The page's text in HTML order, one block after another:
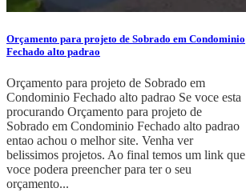
Orçamento para projeto de Sobrado em Condominio
Fechado alto padrao
Orçamento para projeto de Sobrado em
Condominio Fechado alto padrao Se voce esta
procurando Orçamento para projeto de
Sobrado em Condominio Fechado alto padrao
entao achou o melhor site. Venha ver
belissimos projetos. Ao final temos um link que
voce podera preencher para ter o seu
orçamento...